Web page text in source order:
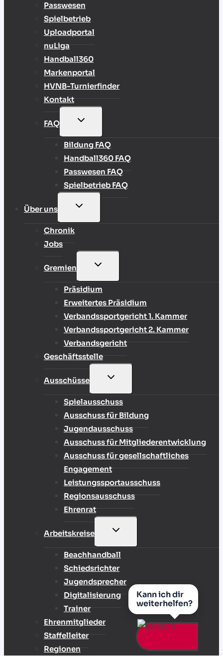
Kann ich dir
weiterhelfen?
Passwesen
Spielbetrieb
Uploadportal
nuLiga
Handball360
Markenportal
HVNB-Turnierfinder
Kontakt
FAQ
UNTERMENÜ
Bildung FAQ
Handball360 FAQ
Passwesen FAQ
Spielbetrieb FAQ
Über uns
UNTERMENÜ
Chronik
Jobs
Gremien
UNTERMENÜ
Präsidium
Erweitertes Präsidium
Verbandssportgericht 1. Kammer
Verbandssportgericht 2. Kammer
Verbandsgericht
Geschäftsstelle
Ausschüsse
UNTERMENÜ
Spielausschuss
Ausschuss für Bildung
Jugendausschuss
Ausschuss für Mitgliederentwicklung
Ausschuss für gesellschaftliches
Engagement
Leistungssportausschuss
Regionsausschuss
Ehrenrat
Arbeitskreise
UNTERMENÜ
Beachhandball
Schiedsrichter
Jugendsprecher
Digitalisierung
Trainer
Ehrenmitglieder
Staffelleiter
Regionen